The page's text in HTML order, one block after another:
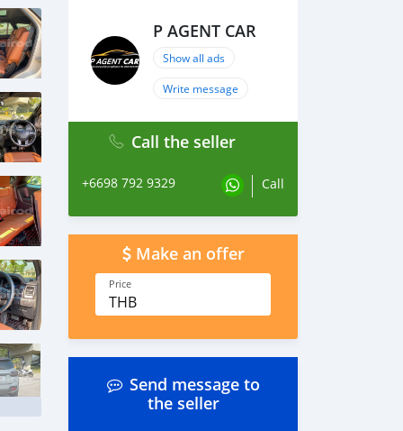
P AGENT CAR
Show all ads
Write message
Call the seller
+6698 792 9329 Call
Make an offer
Price
THB
Send message to
the seller